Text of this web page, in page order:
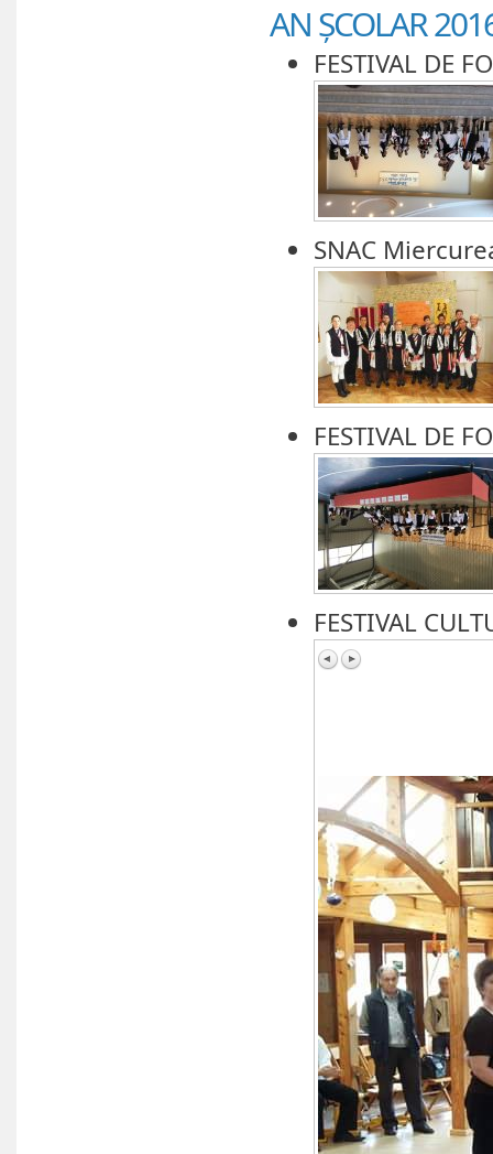
AN ȘCOLAR
FESTIVAL DE
SNAC
FESTIVAL DE
FESTIVAL